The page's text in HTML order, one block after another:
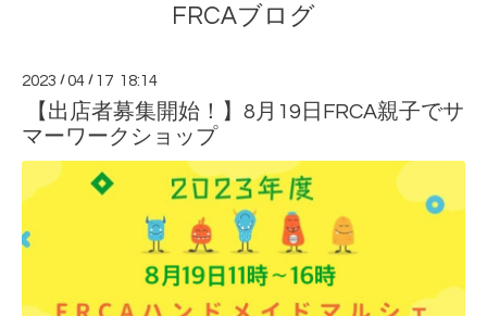
FRCAブログ
2023 /04 / 17 18:14
【出店者募集開始！】8月19日FRCA親子でサ
マーワークショップ